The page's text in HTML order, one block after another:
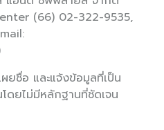
(66) 02-322-9535,
ยชื่อ และแจ้งข้อมูลที่เป็น
ดยไม่มีหลักฐานที่ชัดเจน